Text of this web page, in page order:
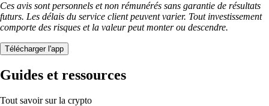
Ces avis sont personnels et non rémunérés sans garantie de résultats
futurs. Les délais du service client peuvent varier. Tout investissement
comporte des risques et la valeur peut monter ou descendre.
Télécharger l'app
Guides et ressources
Tout savoir sur la crypto